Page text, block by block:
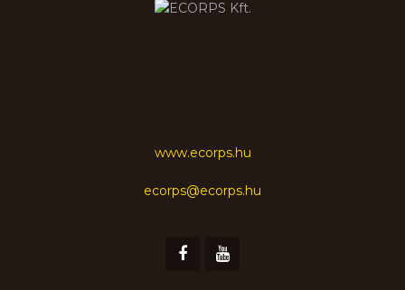
www.ecorps.hu
ecorps@ecorps.hu